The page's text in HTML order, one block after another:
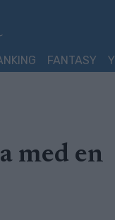
FANTASY
med en